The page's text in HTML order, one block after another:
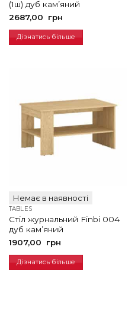
(1ш) дуб кам’яний
2687,00
грн
Дізнатись більше
Немає в наявності
TABLES
Стіл журнальний Finbi 004
дуб кам’яний
1907,00
грн
Дізнатись більше